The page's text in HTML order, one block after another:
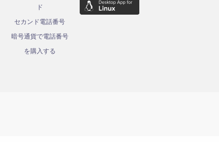
ド
セカンド電話番号
暗号通貨で電話番号
を購入する